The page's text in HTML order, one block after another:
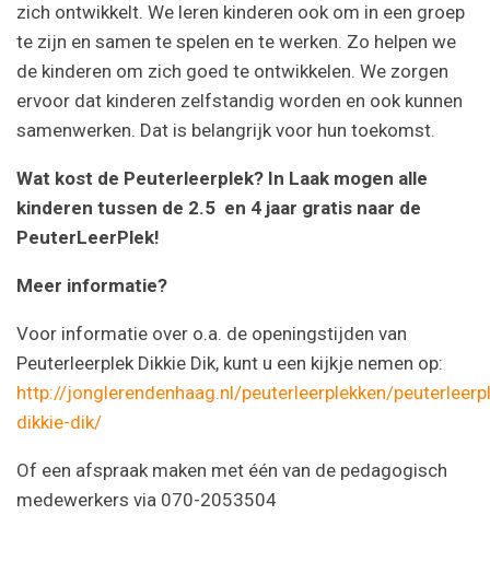
zich ontwikkelt. We leren kinderen ook om in een groep
te zijn en samen te spelen en te werken. Zo helpen we
de kinderen om zich goed te ontwikkelen. We zorgen
ervoor dat kinderen zelfstandig worden en ook kunnen
samenwerken. Dat is belangrijk voor hun toekomst.
Wat kost de Peuterleerplek? In Laak mogen alle
kinderen tussen de 2.5 en 4 jaar gratis naar de
PeuterLeerPlek!
Meer informatie?
Voor informatie over o.a. de openingstijden van
Peuterleerplek Dikkie Dik, kunt u een kijkje nemen op:
http://jonglerendenhaag.nl/peuterleerplekken/
dikkie-dik/
Of een afspraak maken met één van de pedagogisch
medewerkers via 070-2053504